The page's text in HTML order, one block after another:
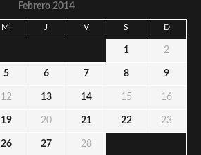
Febrero 2014
Mi J V S D
1 2
5 6 7 8 9
12 13 14 15 16
19 20 21 22 23
26 27 28